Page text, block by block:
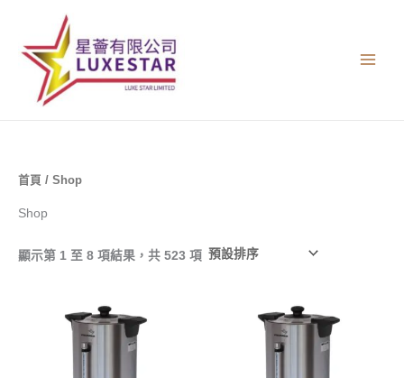
首頁 / Shop
Shop
顯示第 1 至 8 項結果，共 523 項